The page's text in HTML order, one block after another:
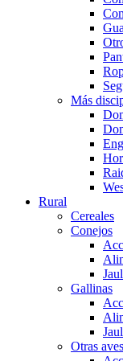
Más
Rural
Cereales
Conejos
Gallinas
Otras aves